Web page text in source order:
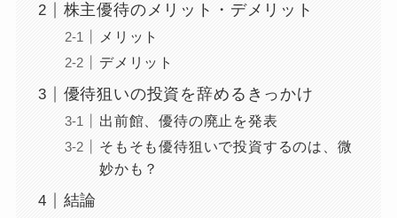
株主優待のメリット・デメリット
メリット
デメリット
優待狙いの投資を辞めるきっかけ
出前館、優待の廃止を発表
そもそも優待狙いで投資するのは、微
妙かも？
結論